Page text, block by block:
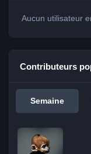
Aucun utilisateur
Contributeurs
Semaine